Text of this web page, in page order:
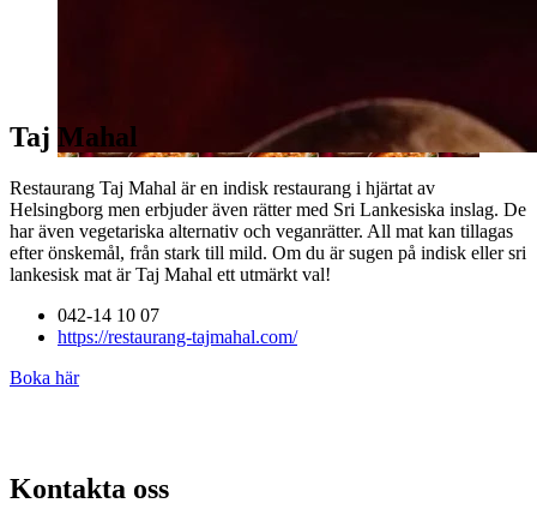
Taj Mahal
Restaurang Taj Mahal är en indisk restaurang i hjärtat av
Helsingborg men erbjuder även rätter med Sri Lankesiska inslag. De
har även vegetariska alternativ och veganrätter. All mat kan tillagas
efter önskemål, från stark till mild. Om du är sugen på indisk eller sri
lankesisk mat är Taj Mahal ett utmärkt val!
042-14 10 07
https://restaurang-tajmahal.com/
Boka här
Kontakta oss